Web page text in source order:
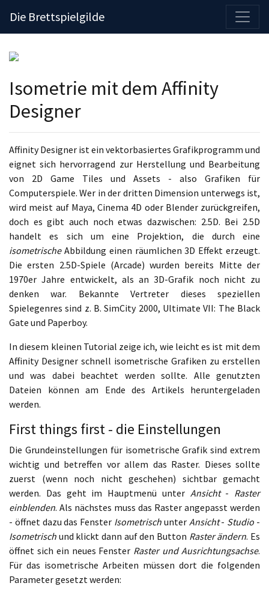
Die Brettspielgilde
Isometrie mit dem Affinity
Designer
Affinity Designer ist ein vektorbasiertes Grafikprogramm und
eignet sich hervorragend zur Herstellung und Bearbeitung
von 2D Game Tiles und Assets - also Grafiken für
Computerspiele. Wer in der dritten Dimension unterwegs ist,
wird meist auf Maya, Cinema 4D oder Blender zurückgreifen,
doch es gibt auch noch etwas dazwischen: 2.5D. Bei 2.5D
handelt es sich um eine Projektion, die durch eine
isometrischeAbbildung einen räumlichen 3D Effekt erzeugt.
Die ersten 2.5D-Spiele (Arcade) wurden bereits Mitte der
1970er Jahre entwickelt, als an 3D-Grafik noch nicht zu
denken war. Bekannte Vertreter dieses speziellen
Spielegenres sind z. B. SimCity 2000, Ultimate VII: The Black
Gate und Paperboy.
In diesem kleinen Tutorial zeige ich, wie leicht es ist mit dem
Affinity Designer schnell isometrische Grafiken zu erstellen
und was dabei beachtet werden sollte. Alle genutzten
Dateien können am Ende des Artikels heruntergeladen
werden.
First things first - die Einstellungen
Die Grundeinstellungen für isometrische Grafik sind extrem
wichtig und betreffen vor allem das Raster. Dieses sollte
zuerst (wenn noch nicht geschehen) sichtbar gemacht
werden. Das geht im Hauptmenü unter Ansicht- Raster
einblenden. Als nächstes muss das Raster angepasst werden
- öffnet dazu das Fenster Isometrisch unter Ansicht- Studio -
Isometrisch und klickt dann auf den Button Raster ändern. Es
öffnet sich ein neues Fenster Raster und Ausrichtungsachse.
Für das isometrische Arbeiten müssen dort die folgenden
Parameter gesetzt werden: